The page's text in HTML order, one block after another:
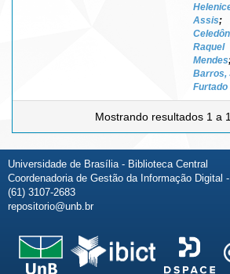
Assis;
Raquel
Mendes
Barros,
Furtado
Mostrando resultados 1 a
Universidade de Brasília - Biblioteca Central
Coordenadoria de Gestão da Informação Digital
(61) 3107-2683
repositorio@unb.br